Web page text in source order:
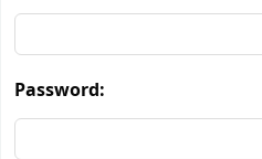
Password: